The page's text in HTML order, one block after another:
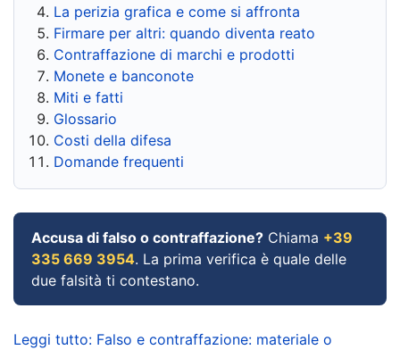
La perizia grafica e come si affronta
Firmare per altri: quando diventa reato
Contraffazione di marchi e prodotti
Monete e banconote
Miti e fatti
Glossario
Costi della difesa
Domande frequenti
Accusa di falso o contraffazione? Chiama +39
335 669 3954. La prima verifica è quale delle
due falsità ti contestano.
Leggi tutto: Falso e contraffazione: materiale o